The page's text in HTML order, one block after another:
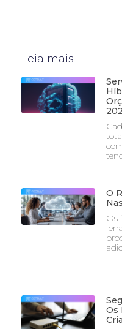
Leia mais
O
Os
Os
Cria